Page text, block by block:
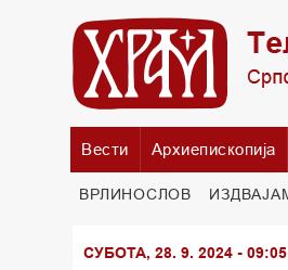
Вести Архиепископија
ВРЛИНОСЛОВ
СУБОТА, 28. 9. 2024 - 09:05